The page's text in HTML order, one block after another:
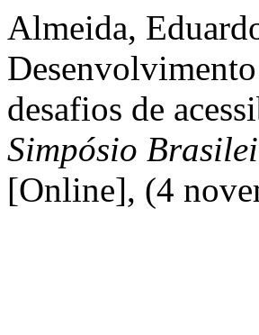
Almeida,
desafios de
Simpósio
[Online], (4